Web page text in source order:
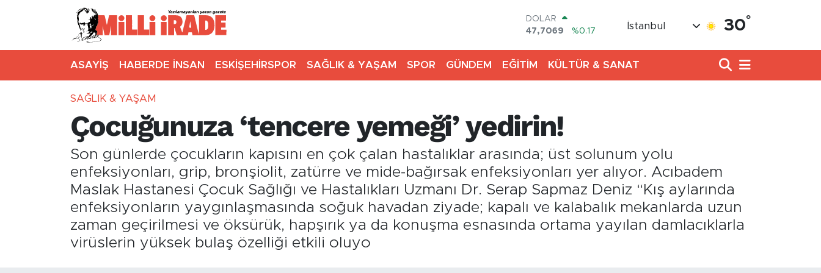
DOLAR
47,7069
%0.17
STERLİN
64,1897
%0.02
BİST100
13.887
%64
64.360,53
%-0.76
İstanbul 30°
ASAYİŞ HABERDE İNSAN ESKİŞEHİRSPOR SAĞLIK & YAŞAM SPOR GÜNDEM EĞİTİM KÜLTÜR & SANAT
SAĞLIK & YAŞAM
Çocuğunuza ‘tencere yemeği’ yedirin!
Son günlerde çocukların kapısını en çok çalan hastalıklar arasında; üst solunum yolu
enfeksiyonları, grip, bronşiolit, zatürre ve mide-bağırsak enfeksiyonları yer alıyor. Acıbadem
Maslak Hastanesi Çocuk Sağlığı ve Hastalıkları Uzmanı Dr. Serap Sapmaz Deniz “Kış aylarında
enfeksiyonların yaygınlaşmasında soğuk havadan ziyade; kapalı ve kalabalık mekanlarda uzun
zaman geçirilmesi ve öksürük, hapşırık ya da konuşma esnasında ortama yayılan damlacıklarla
virüslerin yüksek bulaş özelliği etkili oluyo